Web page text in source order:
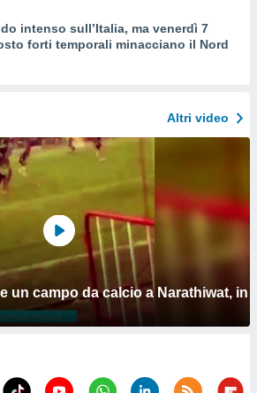
intenso sull’Italia, ma venerdì 7
forti temporali minacciano il Nord
Altri video
un campo da calcio a Narathiwat, in